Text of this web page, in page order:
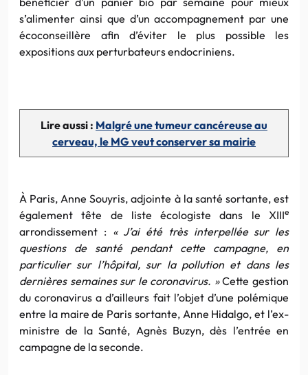
s’alimenter ainsi que d’un accompagnement par une
écoconseillère afin d’éviter le plus possible les
expositions aux perturbateurs endocriniens.
Lire aussi : Malgré une tumeur cancéreuse au
cerveau, le MG veut conserver sa mairie
À Paris, Anne Souyris, adjointe à la santé sortante, est
également tête de liste écologiste dans le XIIIe
arrondissement : « J’ai été très interpellée sur les
questions de santé pendant cette campagne, en
particulier sur l’hôpital, sur la pollution et dans les
dernières semaines sur le coronavirus. »Cette gestion
du coronavirus a d’ailleurs fait l’objet d’une polémique
entre la maire de Paris sortante, Anne Hidalgo, et l’ex-
ministre de la Santé, Agnès Buzyn, dès l’entrée en
campagne de la seconde.